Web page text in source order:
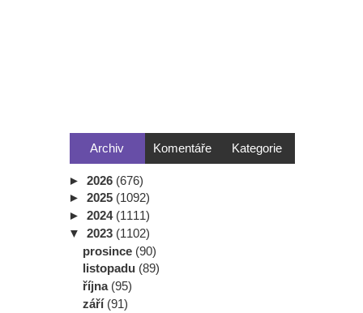
Archiv Komentáře Kategorie
► 2026 (676)
► 2025 (1092)
► 2024 (1111)
▼ 2023 (1102)
prosince (90)
listopadu (89)
října (95)
září (91)